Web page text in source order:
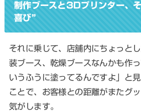
制作ブースと3Dプリンター、
喜び”
それに乗じて、店舗内にちょっと
装ブース、乾燥ブースなんかも作
いうふうに塗ってるんですよ」と
ことで、お客様との距離がまたグ
気がします。